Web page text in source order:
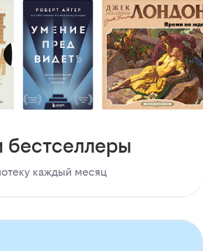
бестселлеры
каждый месяц